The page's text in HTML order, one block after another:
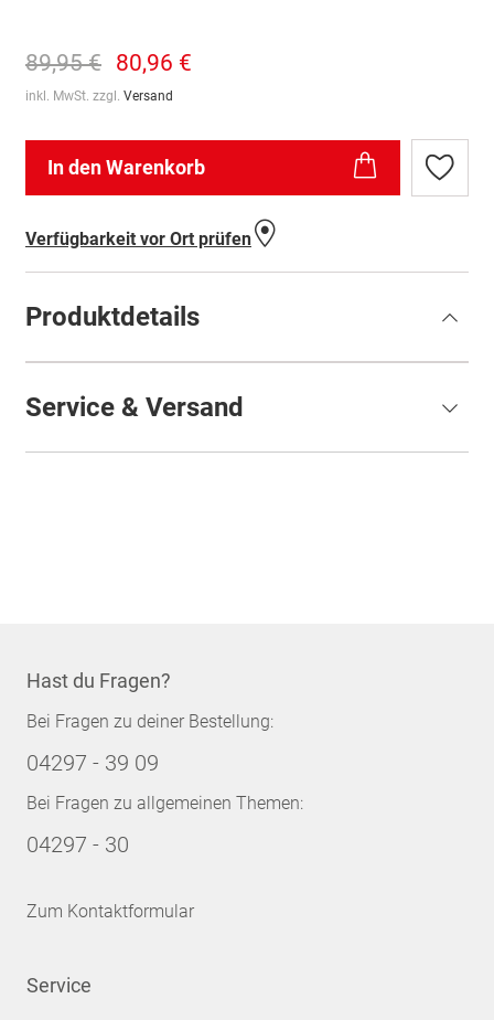
89,95 € 80,96 €
inkl. MwSt. zzgl. Versand
In den Warenkorb
Zur
Verfügbarkeit vor Ort prüfen
Produktdetails
Service & Versand
Hast du Fragen?
Bei Fragen zu deiner Bestellung:
04297 - 39 09
Bei Fragen zu allgemeinen Themen:
04297 - 30
Zum Kontaktformular
Service